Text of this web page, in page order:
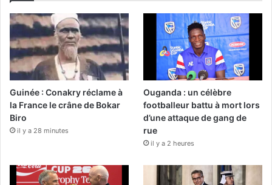
Guinée : Conakry réclame à
la France le crâne de Bokar
Biro
il y a 28 minutes
Ouganda : un célèbre
footballeur battu à mort lors
d’une attaque de gang de
rue
il y a 2 heures